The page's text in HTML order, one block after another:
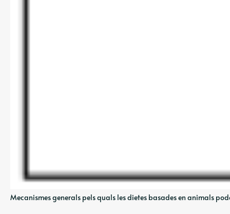
Mecanismes generals pels quals les dietes basades en animals